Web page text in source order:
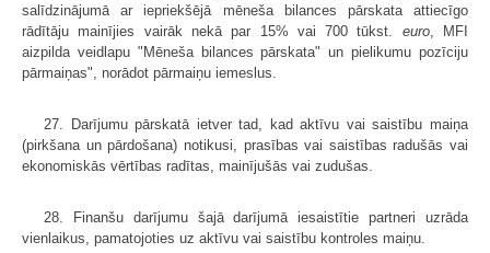
salīdzinājumā ar iepriekšējā mēneša bilances pārskata attiecīgo
rādītāju mainījies vairāk nekā par 15% vai 700 tūkst. euro, MFI
aizpilda veidlapu "Mēneša bilances pārskata" un pielikumu pozīciju
pārmaiņas", norādot pārmaiņu iemeslus.
27. Darījumu pārskatā ietver tad, kad aktīvu vai saistību maiņa
(pirkšana un pārdošana) notikusi, prasības vai saistības radušās vai
ekonomiskās vērtības radītas, mainījušās vai zudušas.
28. Finanšu darījumu šajā darījumā iesaistītie partneri uzrāda
vienlaikus, pamatojoties uz aktīvu vai saistību kontroles maiņu.